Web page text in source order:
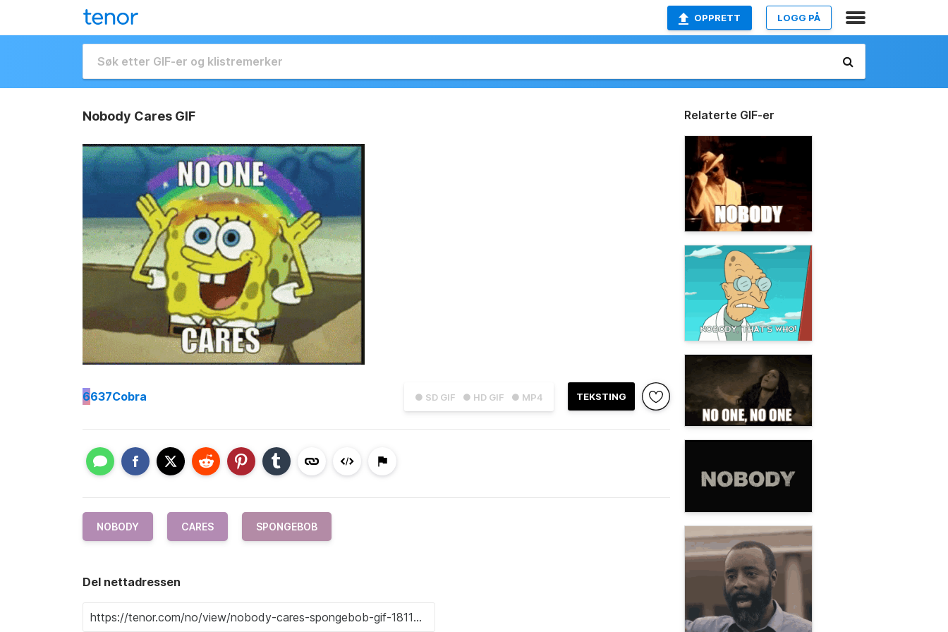
OPPRETT LOGG PÅ
Nobody Cares GIF
● SD GIF ● HD GIF ● MP4 TEKSTING
6637Cobra
NOBODY CARES SPONGEBOB
Del nettadressen
Relaterte GIF-er